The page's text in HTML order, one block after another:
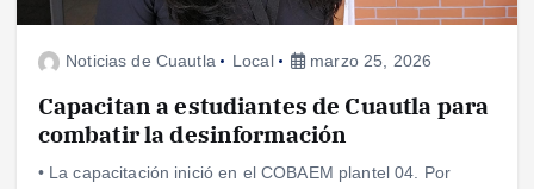
Noticias de Cuautla Local marzo 25, 2026
Capacitan a estudiantes de Cuautla para
combatir la desinformación
• La capacitación inició en el COBAEM plantel 04. Por